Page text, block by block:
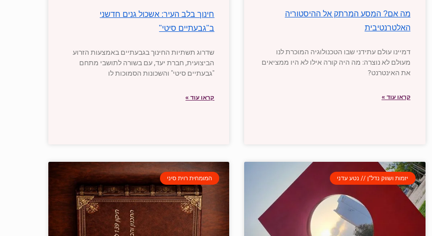
מה אם? המסע המרתק אל ההיסטוריה
האלטרנטיבית
דמיינו עולם עתידני שבו הטכנולוגיה המוכרת לנו
מעולם לא נוצרה: מה היה קורה אילו לא היו ממציאים
את האינטרנט?
קראו עוד »
חינוך בלב העיר: אשכול גנים חדשני
ב"גבעתיים סיטי"
שדרוג תשתיות החינוך בגבעתיים באמצעות הזרוע
הביצועית, חברת יעד, עם בשורה לתושבי מתחם
"גבעתיים סיטי" והשכונות הסמוכות לו
קראו עוד »
יזמות ושווק נדל"ן // נטע עדני המומחית רוית סיני